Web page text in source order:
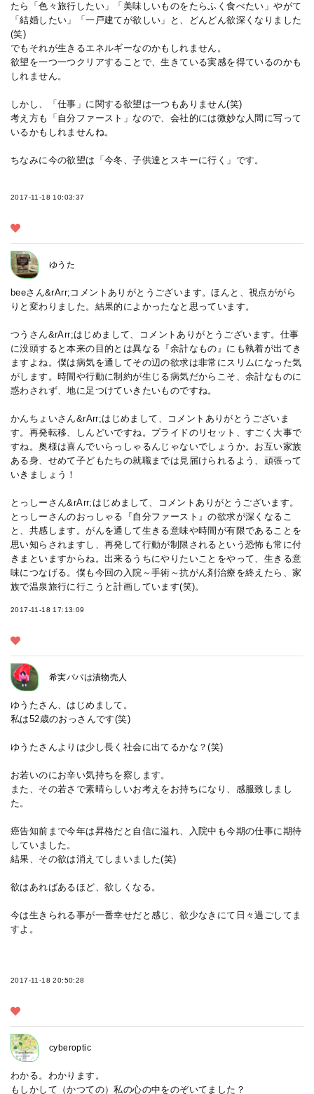
たら「色々旅行したい」「美味しいものをたらふく食べたい」やがて
「結婚したい」「一戸建てが欲しい」と、どんどん欲深くなりました
(笑)
でもそれが生きるエネルギーなのかもしれません。
欲望を一つ一つクリアすることで、生きている実感を得ているのかも
しれません。
しかし、「仕事」に関する欲望は一つもありません(笑)
考え方も「自分ファースト」なので、会社的には微妙な人間に写って
いるかもしれませんね。
ちなみに今の欲望は「今冬、子供達とスキーに行く」です。
2017-11-18 10:03:37
ゆうた
beeさん&rArr;コメントありがとうございます。ほんと、視点ががら
りと変わりました。結果的によかったなと思っています。
つうさん&rArr;はじめまして、コメントありがとうございます。仕事
に没頭すると本来の目的とは異なる『余計なもの』にも執着が出てき
ますよね。僕は病気を通してその辺の欲求は非常にスリムになった気
がします。時間や行動に制約が生じる病気だからこそ、余計なものに
惑わされず、地に足つけていきたいものですね。
かんちょいさん&rArr;はじめまして、コメントありがとうございま
す。再発転移、しんどいですね。プライドのリセット、すごく大事で
すね。奥様は喜んでいらっしゃるんじゃないでしょうか。お互い家族
ある身、せめて子どもたちの就職までは見届けられるよう、頑張って
いきましょう！
とっしーさん&rArr;はじめまして、コメントありがとうございます。
とっしーさんのおっしゃる『自分ファースト』の欲求が深くなるこ
と、共感します。がんを通して生きる意味や時間が有限であることを
思い知らされますし、再発して行動が制限されるという恐怖も常に付
きまといますからね。出来るうちにやりたいことをやって、生きる意
味につなげる。僕も今回の入院～手術～抗がん剤治療を終えたら、家
族で温泉旅行に行こうと計画しています(笑)。
2017-11-18 17:13:09
希実パパは漬物売人
ゆうたさん、はじめまして。
私は52歳のおっさんです(笑)
ゆうたさんよりは少し長く社会に出てるかな？(笑)
お若いのにお辛い気持ちを察します。
また、その若さで素晴らしいお考えをお持ちになり、感服致しまし
た。
癌告知前まで今年は昇格だと自信に溢れ、入院中も今期の仕事に期待
していました。
結果、その欲は消えてしまいました(笑)
欲はあればあるほど、欲しくなる。
今は生きられる事が一番幸せだと感じ、欲少なきにて日々過ごしてま
すよ。
2017-11-18 20:50:28
cyberoptic
わかる。わかります。
もしかして（かつての）私の心の中をのぞいてました？